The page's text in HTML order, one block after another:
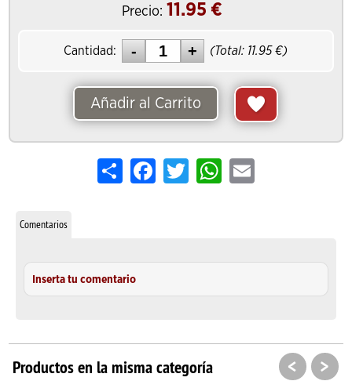
Precio: 11.95 €
Cantidad: (Total: 11.95 €)
Añadir al Carrito
Share FacebookTwitterWhatsApp
Email
Comentarios
Inserta tu comentario
Productos en la misma categoría < >